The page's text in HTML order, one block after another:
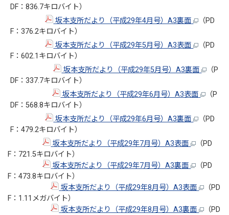
DF：836.7キロバイト）
坂本支所だより（平成29年4月号）A3裏面
（PD
F：376.2キロバイト）
坂本支所だより（平成29年5月号）A3表面
（PD
F：602.1キロバイト）
坂本支所だより（平成29年5月号）A3裏面
（P
DF：337.7キロバイト）
坂本支所だより（平成29年6月号）A3表面
（P
DF：568.8キロバイト）
坂本支所だより（平成29年6月号）A3裏面
（PD
F：479.2キロバイト）
坂本支所だより（平成29年7月号）A3表面
（PD
F：721.5キロバイト）
坂本支所だより（平成29年7月号）A3裏面
（PD
F：473.8キロバイト）
坂本支所だより（平成29年8月号）A3表面
（PD
F：1.11メガバイト）
坂本支所だより（平成29年8月号）A3裏面
（PD